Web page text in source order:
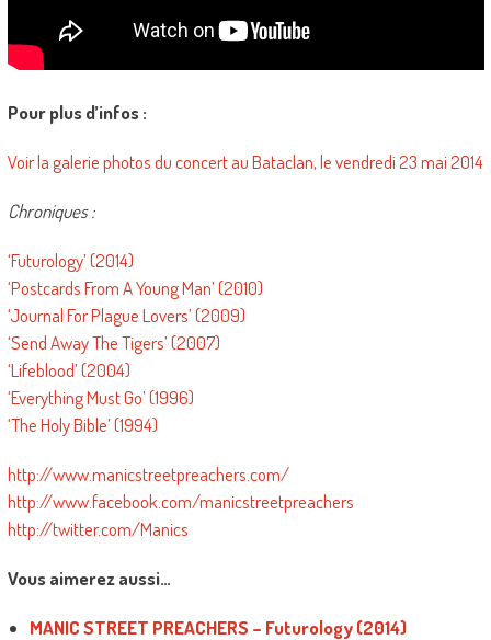
Pour plus d’infos :
Voir la galerie photos du concert au Bataclan, le vendredi 23 mai 2014
Chroniques :
‘Futurology’ (2014)
‘Postcards From A Young Man’ (2010)
‘Journal For Plague Lovers’ (2009)
‘Send Away The Tigers’ (2007)
‘Lifeblood’ (2004)
‘Everything Must Go’ (1996)
‘The Holy Bible’ (1994)
http://www.manicstreetpreachers.com/
http://www.facebook.com/manicstreetpreachers
http://twitter.com/Manics
Vous aimerez aussi…
MANIC STREET PREACHERS – Futurology (2014)